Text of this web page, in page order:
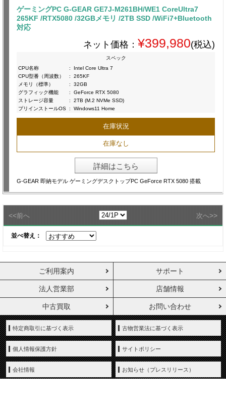
ゲーミングPC G-GEAR GE7J-M261BH/WE1 CoreUltra7
265KF /RTX5080 /32GBメモリ /2TB SSD /WiFi7+Bluetooth
対応
ネット価格： ¥399,980(税込)
スペック
CPU名称
:
Intel Core Ultra 7
CPU型番（周波数）
:
265KF
メモリ（標準）
:
32GB
グラフィック機能
:
GeForce RTX 5080
ストレージ容量
:
2TB (M.2 NVMe SSD)
プリインストールOS : Windows11 Home
在庫状況
在庫なし
詳細はこちら
G-GEAR 即納モデル ゲーミングデスクトップPC GeForce RTX 5080 搭載
<<前へ 次へ>>
並べ替え：
ご利用案内 サポート
法人営業部 店舗情報
中古買取 お問い合わせ
特定商取引に基づく表示 古物営業法に基づく表示
個人情報保護方針 サイトポリシー
会社情報 お知らせ（プレスリリース）